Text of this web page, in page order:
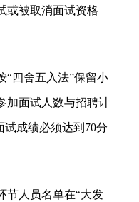
或被取消面试资格
“四舍五入法”保留小
加面试人数与招聘计
试成绩必须达到70分
节人员名单在“大发